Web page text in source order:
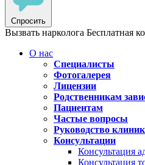
Спросить
Вызвать нарколога Бесплатная
О нас
Специалисты
Фотогалерея
Лицензии
Родственникам
Пациентам
Частые вопросы
Руководство
Консультации
Консультация
Консультация